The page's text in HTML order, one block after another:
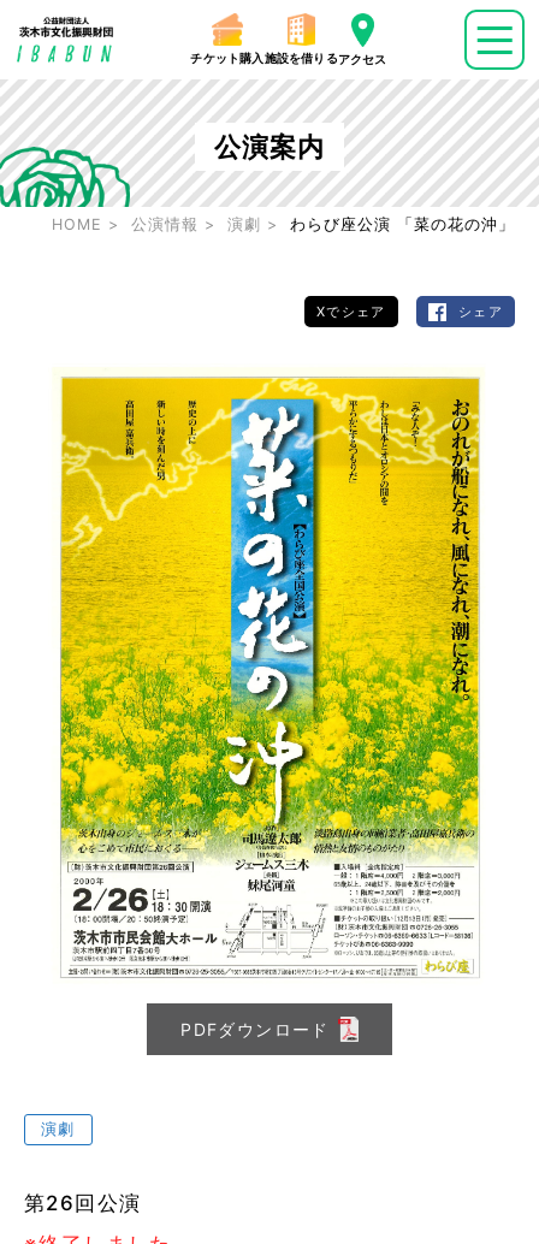
チケット購入 施設を借りるアクセス
公演案内
HOME 公演情報 演劇 わらび座公演 「菜の花の沖」
Xでシェア シェア
PDFダウンロード
演劇
第26回公演